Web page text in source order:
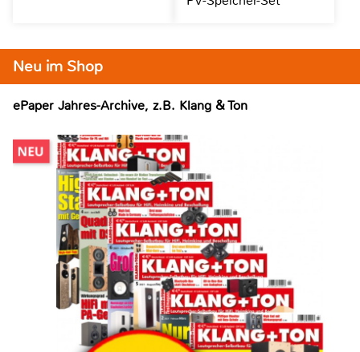
Neu im Shop
ePaper Jahres-Archive, z.B. Klang & Ton